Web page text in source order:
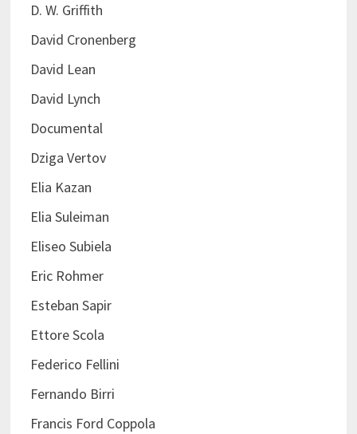
D. W. Griffith
David Cronenberg
David Lean
David Lynch
Documental
Dziga Vertov
Elia Kazan
Elia Suleiman
Eliseo Subiela
Eric Rohmer
Esteban Sapir
Ettore Scola
Federico Fellini
Fernando Birri
Francis Ford Coppola